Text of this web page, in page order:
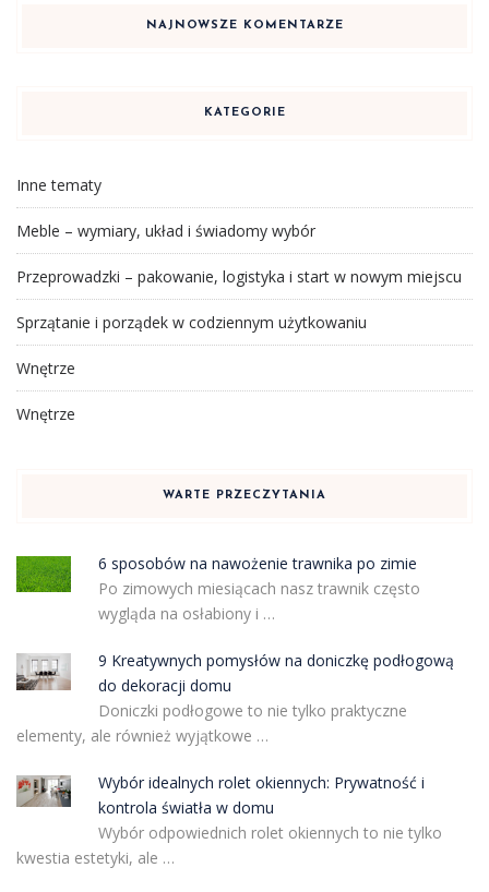
NAJNOWSZE KOMENTARZE
KATEGORIE
Inne tematy
Meble – wymiary, układ i świadomy wybór
Przeprowadzki – pakowanie, logistyka i start w nowym miejscu
Sprzątanie i porządek w codziennym użytkowaniu
Wnętrze
Wnętrze
WARTE PRZECZYTANIA
6 sposobów na nawożenie trawnika po zimie
Po zimowych miesiącach nasz trawnik często
wygląda na osłabiony i …
9 Kreatywnych pomysłów na doniczkę podłogową
do dekoracji domu
Doniczki podłogowe to nie tylko praktyczne
elementy, ale również wyjątkowe …
Wybór idealnych rolet okiennych: Prywatność i
kontrola światła w domu
Wybór odpowiednich rolet okiennych to nie tylko
kwestia estetyki, ale …